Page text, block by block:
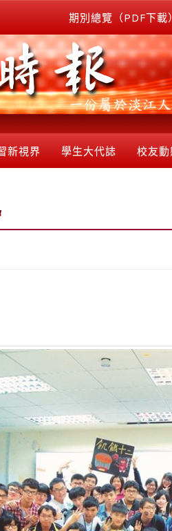
期別總覽（PDF下載）
新視界 學生大代誌 校友動